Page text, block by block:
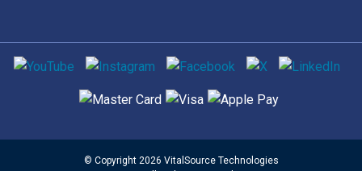
ソーシャルメディア
サポートされている支払い方法
© Copyright 2026 VitalSource Technologies